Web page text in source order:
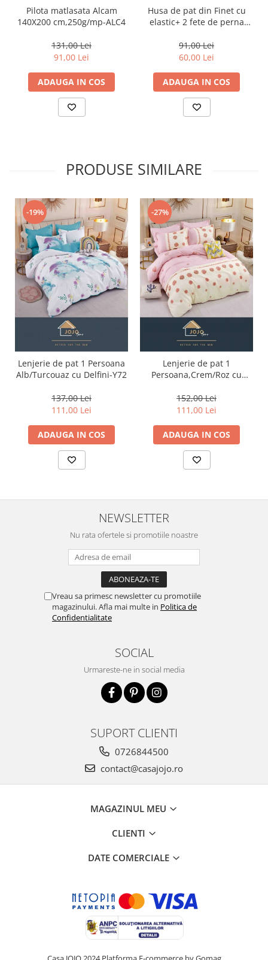
Pilota matlasata Alcam
140X200 cm,250g/mp-ALC4
131,00 Lei
91,00 Lei
ADAUGA IN COS
Husa de pat din Finet cu
elastic+ 2 fete de perna
91,00 Lei
60,00 Lei
ADAUGA IN COS
PRODUSE SIMILARE
-19%
Lenjerie de pat 1 Persoana
Alb/Turcouaz cu Delfini-Y72
137,00 Lei
111,00 Lei
ADAUGA IN COS
-27%
Lenjerie de pat 1
Persoana,Crem/Roz cu
152,00 Lei
111,00 Lei
ADAUGA IN COS
NEWSLETTER
Nu rata ofertele si promotiile noastre
Vreau sa primesc newsletter cu promotiile
magazinului. Afla mai multe in Politica de
Confidentialitate
SOCIAL
Urmareste-ne in social media
SUPORT CLIENTI
0726844500
contact@casajojo.ro
MAGAZINUL MEU
CLIENTI
DATE COMERCIALE